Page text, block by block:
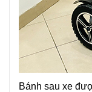
Bánh sau xe